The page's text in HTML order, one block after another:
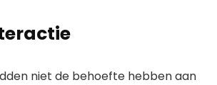
niet de behoefte hebben aan